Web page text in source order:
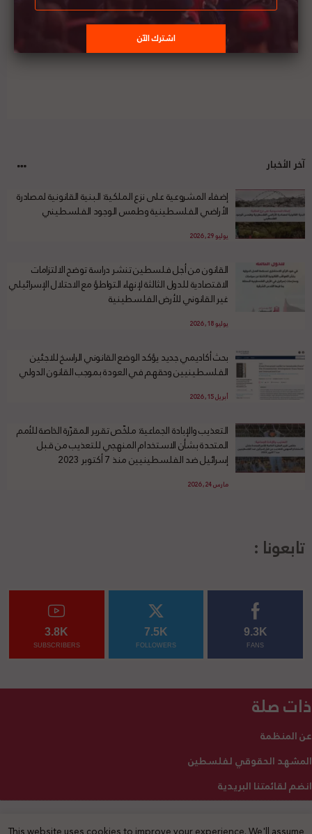
آخر الأخبار
إضفاء المشروعية على نزع الملكية: البنية القانونية لمصادرة
الأراضي الفلسطينية وطمس الوجود الفلسطيني
يوليو 29, 2026
القانون من أجل فلسطين تنشر دراسة توضح الالتزامات
الاقتصادية للدول الثالثة لإنهاء التواطؤ مع الاحتلال الإسرائيلي
غير القانوني للأرض الفلسطينية
يوليو 18, 2026
بحث أكاديمي جديد يؤكد الوضع القانوني الراسخ للاجئين
الفلسطينيين وحقهم في العودة بموجب القانون الدولي
أبريل 15, 2026
التعذيب والإبادة الجماعية: ملخّص تقرير المقرّرة الخاصة للأمم
المتحدة بشأن الاستخدام المنهجي للتعذيب من قبل
إسرائيل ضد الفلسطينيين منذ 7 أكتوبر 2023
مارس 24, 2026
تابعونا :
9.3K
FANS
7.5K
FOLLOWERS
3.8K
SUBSCRIBERS
ذات صلة
عن المنظمة
المشهد الحقوقي لفلسطين
انضم لقائمتنا البريدية